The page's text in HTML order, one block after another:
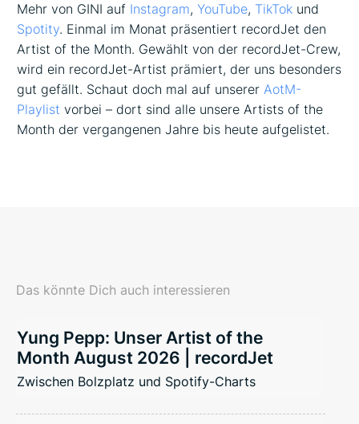
Mehr von GINI auf Instagram,YouTube, TikTok und
Spotity. Einmal im Monat präsentiert recordJet den
Artist of the Month. Gewählt von der recordJet-Crew,
wird ein recordJet-Artist prämiert, der uns besonders
gut gefällt. Schaut doch mal auf unsererAotM-
Playlist vorbei – dort sind alle unsere Artists of the
Month der vergangenen Jahre bis heute aufgelistet.
Das könnte Dich auch interessieren
Yung Pepp: Unser Artist of the
Month August 2026 | recordJet
Zwischen Bolzplatz und Spotify-Charts